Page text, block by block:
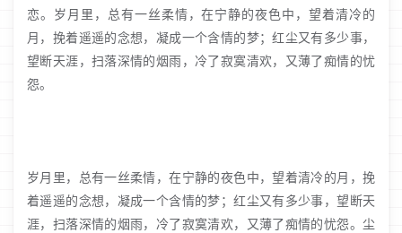
恋。岁月里，总有一丝柔情，在宁静的夜色中，望着清冷的
月，挽着遥遥的念想，凝成一个含情的梦；红尘又有多少事，
望断天涯，扫落深情的烟雨，冷了寂寞清欢，又薄了痴情的忧
怨。
岁月里，总有一丝柔情，在宁静的夜色中，望着清冷的月，挽
着遥遥的念想，凝成一个含情的梦；红尘又有多少事，望断天
涯，扫落深情的烟雨，冷了寂寞清欢，又薄了痴情的忧怨。尘